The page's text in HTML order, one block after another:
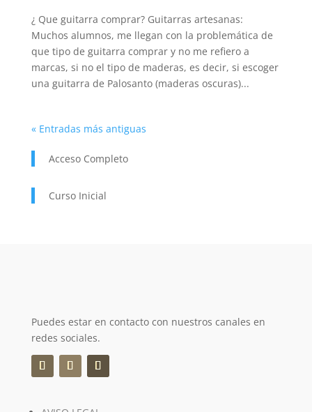
¿ Que guitarra comprar? Guitarras artesanas:
Muchos alumnos, me llegan con la problemática de
que tipo de guitarra comprar y no me refiero a
marcas, si no el tipo de maderas, es decir, si escoger
una guitarra de Palosanto (maderas oscuras)...
« Entradas más antiguas
Acceso Completo
Curso Inicial
Puedes estar en contacto con nuestros canales en
redes sociales.